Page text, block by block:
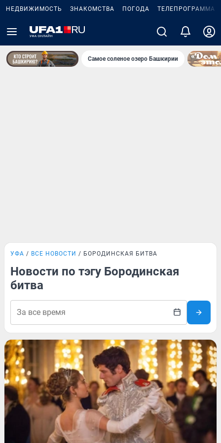
НЕДВИЖИМОСТЬ ЗНАКОМСТВА ПОГОДА ТЕЛЕПРОГРАММА
Самое соленое озеро Башкирии
УФА ВСЕ НОВОСТИ БОРОДИНСКАЯ БИТВА
Новости по тэгу Бородинская
битва